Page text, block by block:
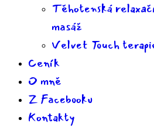
Těhotenská
masáž
Velvet Touch
Ceník
O mně
Z Facebooku
Kontakty